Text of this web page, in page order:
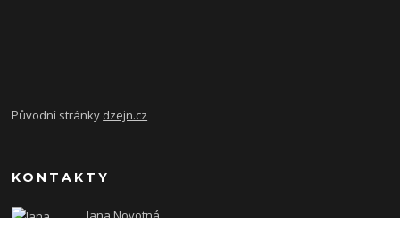
Původní stránky dzejn.cz
KONTAKTY
Jana Novotná